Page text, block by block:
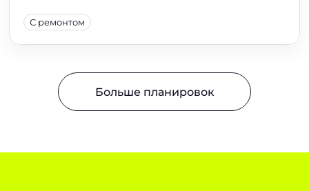
С ремонтом
Больше планировок